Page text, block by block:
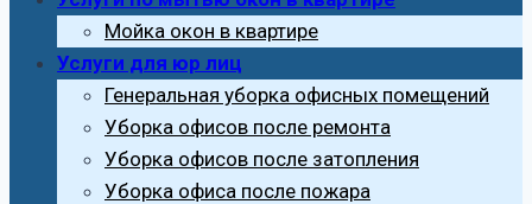
Мойка окон в квартире
Услуги для юр лиц
Генеральная уборка офисных помещений
Уборка офисов после ремонта
Уборка офисов после затопления
Уборка офиса после пожара